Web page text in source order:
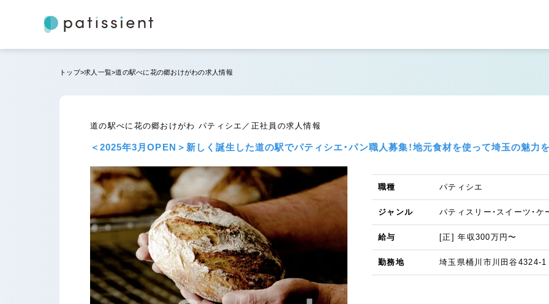
トップ 求人一覧 道の駅べに花の郷おけがわの求人情報
道の駅べに花の郷おけがわ パティシエ／正社員の求人情報
＜2025年3月OPEN＞新しく誕生した道の駅でパティシエ・パン職人募集！地元食材を使って埼玉の魅力
職種 パティシエ
ジャンル パティスリー・スイーツ・
給与 [正] 年収300万円〜
勤務地 埼玉県桶川市川田谷4324-1